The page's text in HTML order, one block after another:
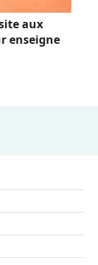
aux
enseigne